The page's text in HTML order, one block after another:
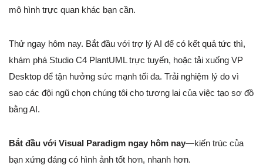
mô hình trực quan khác bạn cần.
Thử ngay hôm nay. Bắt đầu với trợ lý AI để có kết quả tức thì,
khám phá Studio C4 PlantUML trực tuyến, hoặc tải xuống VP
Desktop để tận hưởng sức mạnh tối đa. Trải nghiệm lý do vì
sao các đội ngũ chọn chúng tôi cho tương lai của việc tạo sơ đồ
bằng AI.
Bắt đầu với Visual Paradigm ngay hôm nay—kiến trúc của
bạn xứng đáng có hình ảnh tốt hơn, nhanh hơn.